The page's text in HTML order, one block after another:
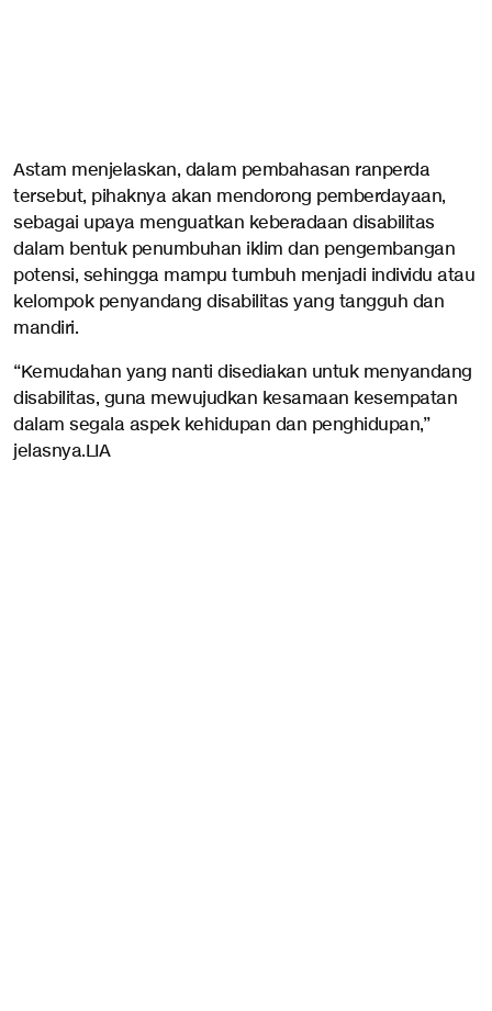
Astam menjelaskan, dalam pembahasan ranperda
tersebut, pihaknya akan mendorong pemberdayaan,
sebagai upaya menguatkan keberadaan disabilitas
dalam bentuk penumbuhan iklim dan pengembangan
potensi, sehingga mampu tumbuh menjadi individu atau
kelompok penyandang disabilitas yang tangguh dan
mandiri.
“Kemudahan yang nanti disediakan untuk menyandang
disabilitas, guna mewujudkan kesamaan kesempatan
dalam segala aspek kehidupan dan penghidupan,”
jelasnya.LIA